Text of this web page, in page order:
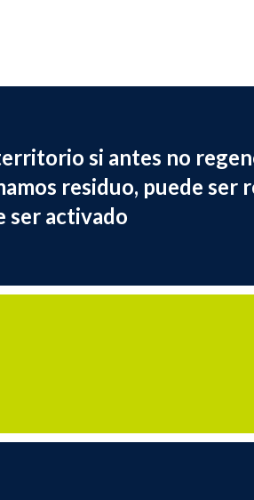
si antes no
residuo, puede ser
ser activado